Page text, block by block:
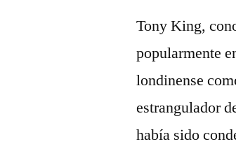
Tony King,
popularmente
londinense
estrangulador
había sido